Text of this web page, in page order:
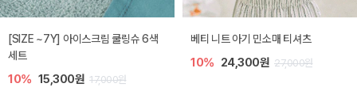
[SIZE ~7Y] 아이스크림 쿨링슈 6색
세트
10% 15,300원 17,000원
베티 니트 아기 민소매 티셔츠
10% 24,300원 27,000원